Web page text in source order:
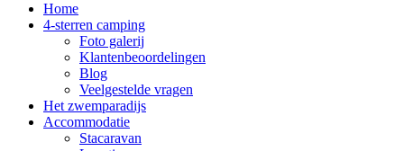
Home
4-sterren camping
Foto galerij
Klantenbeoordelingen
Blog
Veelgestelde vragen
Het zwemparadijs
Accommodatie
Stacaravan